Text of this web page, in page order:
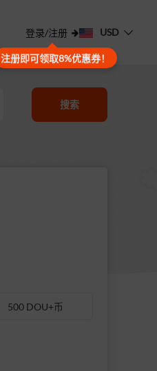
登录/注册
注册即可领取8%优惠券！
USD
搜索
500 DOU+币